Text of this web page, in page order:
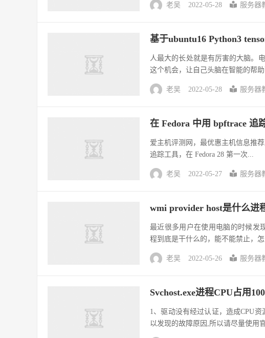
老吴 2022-05-28 服务器
基于ubuntu16 Python3
人最大的长处就是有厉害的大脑。
这个机会，让自己头脑在智能的帮
老吴 2022-05-28 服务器
在 Fedora 中用 bpftrace 追
爱主机评测网，最优惠主机信息推
追踪工具，在 Fedora 28 第一次...
老吴 2022-05-27 服务器
wmi provider host是什么进
最近很多用户在使用电脑的时候发
程到底是干什么的，能不能禁止，
老吴 2022-05-26 服务器
Svchost.exe进程CPU占用
1、驱动没有经过认证，造成CPU
以发现的故障原因,所以请尽量使用